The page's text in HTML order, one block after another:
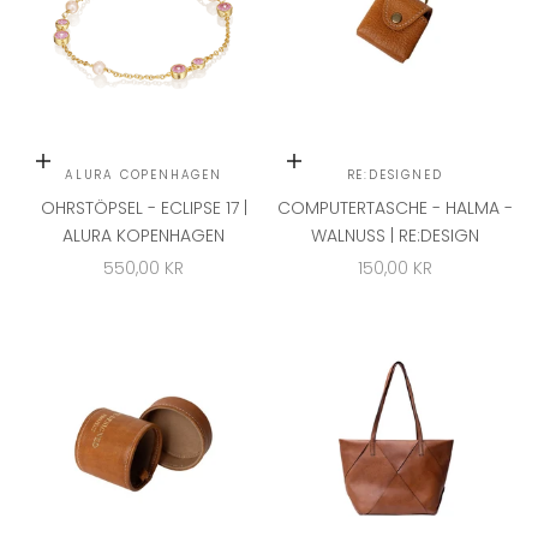
In den Warenkorb
ALURA COPENHAGEN
OHRSTÖPSEL - ECLIPSE 17 |
ALURA KOPENHAGEN
ANGEBOT
550,00 KR
In den Warenkorb
RE:DESIGNED
COMPUTERTASCHE - HALMA -
WALNUSS | RE:DESIGN
ANGEBOT
150,00 KR